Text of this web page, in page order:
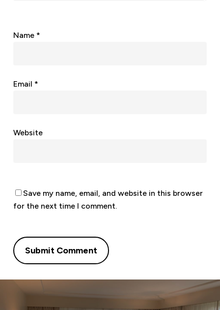
Name *
Email *
Website
Save my name, email, and website in this browser
for the next time I comment.